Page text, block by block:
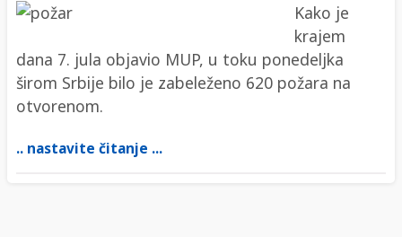
Kako je
krajem
dana 7. jula objavio MUP, u toku ponedeljka
širom Srbije bilo je zabeleženo 620 požara na
otvorenom.
.. nastavite čitanje ...